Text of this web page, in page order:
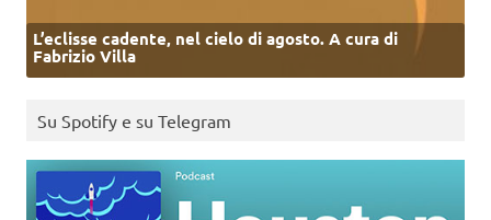
L’eclisse cadente, nel cielo di agosto. A cura di
Fabrizio Villa
Su Spotify e su Telegram